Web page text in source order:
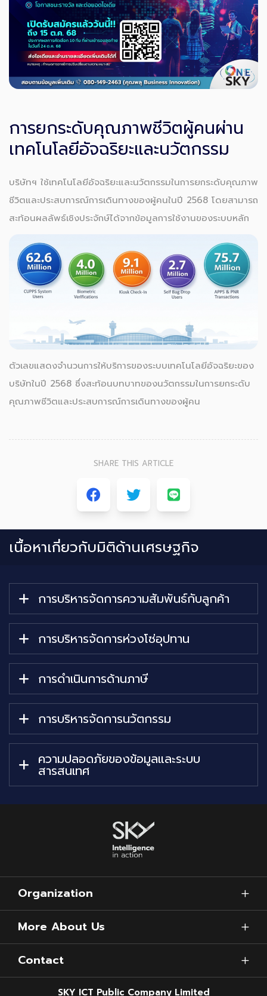
การยกระดับคุณภาพชีวิตผู้คนผ่าน
เทคโนโลยีอัจฉริยะและนวัตกรรม
บริษัทฯ ใช้เทคโนโลยีอัจฉริยะและนวัตกรรมในการยกระดับคุณภาพ
ชีวิตและประสบการณ์การเดินทางของผู้คนในปี 2568 โดยสามารถ
สะท้อนผลลัพธ์เชิงประจักษ์ได้จากข้อมูลการใช้งานของระบบหลัก
ตัวเลขแสดงจำนวนการให้บริการของระบบเทคโนโลยีอัจฉริยะของ
บริษัทในปี 2568 ซึ่งสะท้อนบทบาทของนวัตกรรมในการยกระดับ
คุณภาพชีวิตและประสบการณ์การเดินทางของผู้คน
SHARE THIS ARTICLE
เนื้อหาเกี่ยวกับมิติด้านเศรษฐกิจ
การบริหารจัดการความสัมพันธ์กับลูกค้า
การบริหารจัดการห่วงโซ่อุปทาน
การดำเนินการด้านภาษี
การบริหารจัดการนวัตกรรม
ความปลอดภัยของข้อมูลและระบบ
สารสนเทศ
Organization
More About Us
Contact
SKY ICT Public Company Limited